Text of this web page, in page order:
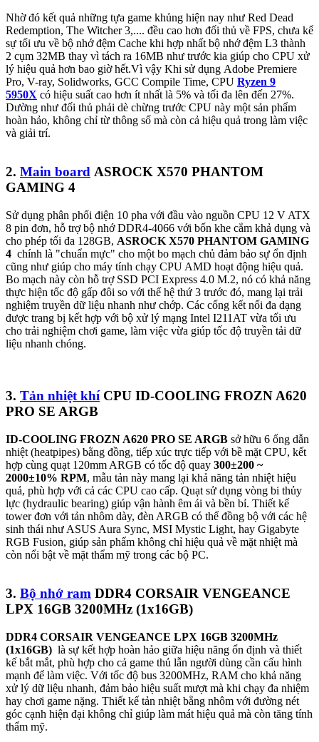
Nhờ đó kết quả những tựa game khủng hiện nay như Red Dead
Redemption, The Witcher 3,.... đều cao hơn đối thủ về FPS, chưa kể
sự tối ưu về bộ nhớ đệm Cache khi hợp nhất bộ nhớ đệm L3 thành
2 cụm 32MB thay vì tách ra 16MB như trước kia giúp cho CPU xử
lý hiệu quả hơn bao giờ hết.Vì vậy Khi sử dụng Adobe Premiere
Pro, V-ray, Solidworks, GCC Compile Time, CPU Ryzen 9
5950X có hiệu suất cao hơn ít nhất là 5% và tối đa lên đến 27%.
Dường như đối thủ phải dè chừng trước CPU này một sản phẩm
hoàn hảo, không chỉ từ thông số mà còn cả hiệu quả trong làm việc
và giải trí.
2. Main board ASROCK X570 PHANTOM
GAMING 4
Sử dụng phân phối điện 10 pha với đầu vào nguồn CPU 12 V ATX ​​
8 pin đơn, hỗ trợ bộ nhớ DDR4-4066 với bốn khe cắm khả dụng và
cho phép tối đa 128GB, ASROCK X570 PHANTOM GAMING
4 chính là "chuẩn mực" cho một bo mạch chủ đảm bảo sự ổn định
cũng như giúp cho máy tính chạy CPU AMD hoạt động hiệu quả.
Bo mạch này còn hỗ trợ SSD PCI Express 4.0 M.2, nó có khả năng
thực hiện tốc độ gấp đôi so với thế hệ thứ 3 trước đó, mang lại trải
nghiệm truyền dữ liệu nhanh như chớp. Các cổng kết nối đa dạng
được trang bị kết hợp với bộ xử lý mạng Intel I211AT vừa tối ưu
cho trải nghiệm chơi game, làm việc vừa giúp tốc độ truyền tải dữ
liệu nhanh chóng.
3. Tản nhiệt khíCPU ID-COOLING FROZN A620
PRO SE ARGB
ID-COOLING FROZN A620 PRO SE ARGB sở hữu 6 ống dẫn
nhiệt (heatpipes) bằng đồng, tiếp xúc trực tiếp với bề mặt CPU, kết
hợp cùng quạt 120mm ARGB có tốc độ quay 300±200 ~
2000±10% RPM, mẫu tản này mang lại khả năng tản nhiệt hiệu
quả, phù hợp với cả các CPU cao cấp. Quạt sử dụng vòng bi thủy
lực (hydraulic bearing) giúp vận hành êm ái và bền bỉ. Thiết kế
tower đơn với tản nhôm dày, đèn ARGB có thể đồng bộ với các hệ
sinh thái như ASUS Aura Sync, MSI Mystic Light, hay Gigabyte
RGB Fusion, giúp sản phẩm không chỉ hiệu quả về mặt nhiệt mà
còn nổi bật về mặt thẩm mỹ trong các bộ PC.
3. Bộ nhớ ram DDR4 CORSAIR VENGEANCE
LPX 16GB 3200MHz (1x16GB)
DDR4 CORSAIR VENGEANCE LPX 16GB 3200MHz
(1x16GB) là sự kết hợp hoàn hảo giữa hiệu năng ổn định và thiết
kế bắt mắt, phù hợp cho cả game thủ lẫn người dùng cần cấu hình
mạnh để làm việc. Với tốc độ bus 3200MHz, RAM cho khả năng
xử lý dữ liệu nhanh, đảm bảo hiệu suất mượt mà khi chạy đa nhiệm
hay chơi game nặng. Thiết kế tản nhiệt bằng nhôm với đường nét
góc cạnh hiện đại không chỉ giúp làm mát hiệu quả mà còn tăng tính
thẩm mỹ.